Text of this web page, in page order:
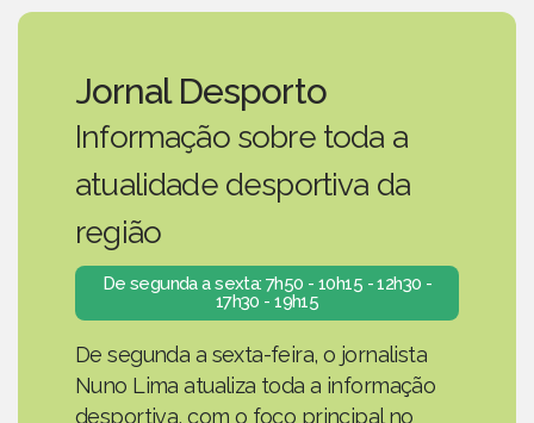
Jornal Desporto
Informação sobre toda a
atualidade desportiva da
região
De segunda a sexta: 7h50 - 10h15 - 12h30 -
17h30 - 19h15
De segunda a sexta-feira, o jornalista
Nuno Lima atualiza toda a informação
desportiva, com o foco principal no